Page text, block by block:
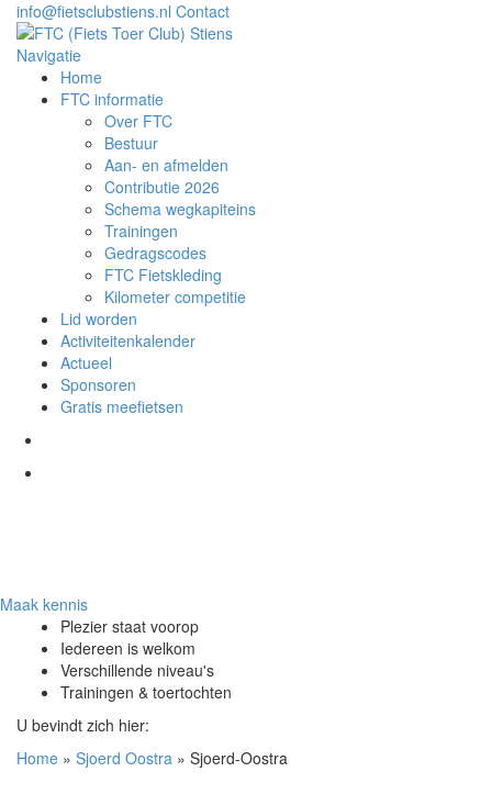
info@fietsclubstiens.nl Contact
Navigatie
Home
FTC informatie
Over FTC
Bestuur
Aan- en afmelden
Contributie 2026
Schema wegkapiteins
Trainingen
Gedragscodes
FTC Fietskleding
Kilometer competitie
Lid worden
Activiteitenkalender
Actueel
Sponsoren
Gratis meefietsen
Maak kennis
Plezier staat voorop
Iedereen is welkom
Verschillende niveau's
Trainingen & toertochten
U bevindt zich hier:
Home » Sjoerd Oostra » Sjoerd-Oostra